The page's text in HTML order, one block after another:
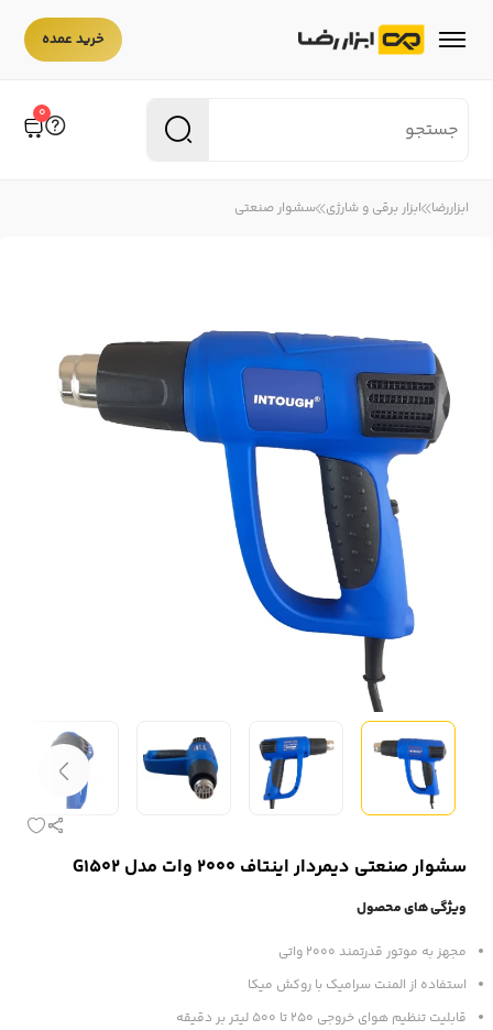
خرید عمده
0
ابزاررضا ابزار برقی و شارژی سشوار صنعتی
سشوار صنعتی دیمردار اینتاف 2000 وات مدل G1502
ویژگی های محصول
مجهز به موتور قدرتمند 2000 واتی
استفاده از المنت سرامیک با روکش میکا
قابلیت تنظیم هوای خروجی 250 تا 500 لیتر بر دقیقه